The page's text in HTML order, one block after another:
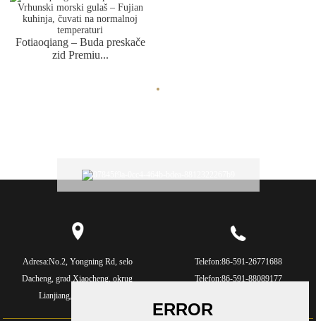
Fotiaoqiang – Buda preskače
zid Premiu...
Adresa:No.2, Yongning Rd, selo
Dacheng, grad Xiaocheng, okrug
Lianjiang, Fujian, Kina
Telefon:86-591-26771688
Telefon:86-591-88089177